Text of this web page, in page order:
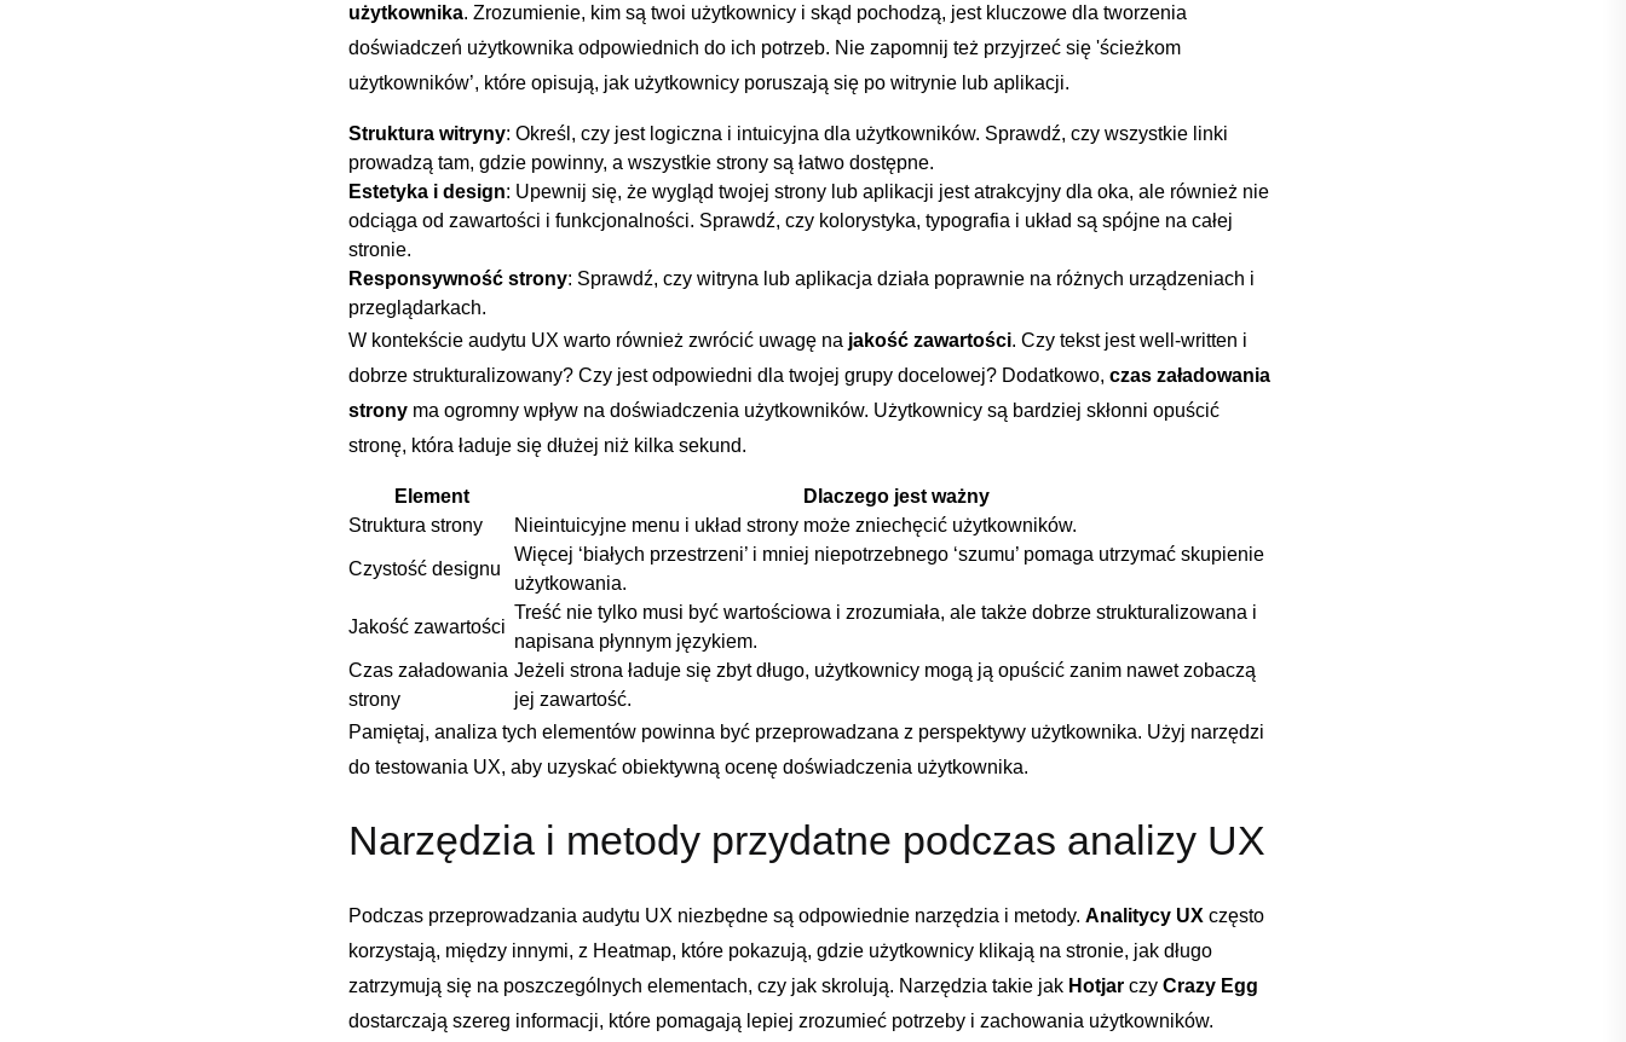
użytkownika. Zrozumienie, kim są twoi użytkownicy⁤ i skąd pochodzą, jest‌ kluczowe dla tworzenia
doświadczeń użytkownika odpowiednich do ich potrzeb. Nie zapomnij ‍też przyjrzeć się 'ścieżkom
użytkowników’, które opisują, jak użytkownicy ⁢poruszają się ​po witrynie lub aplikacji.
Struktura witryny: Określ,‍ czy jest logiczna i intuicyjna dla użytkowników.⁤ Sprawdź, ​czy wszystkie linki
prowadzą tam, gdzie powinny, a wszystkie strony są łatwo dostępne.
Estetyka i ⁤design: Upewnij się, że ⁣wygląd twojej strony lub aplikacji jest atrakcyjny dla oka, ale⁤ również nie
odciąga ⁣od‌ zawartości i funkcjonalności. Sprawdź, czy kolorystyka, typografia i układ są spójne na całej
stronie.
Responsywność strony: Sprawdź, czy witryna lub aplikacja działa poprawnie na​ różnych urządzeniach i
przeglądarkach.
W kontekście audytu UX warto również zwrócić​ uwagę na jakość zawartości. Czy tekst jest well-written i
dobrze strukturalizowany? Czy jest odpowiedni dla twojej grupy docelowej? Dodatkowo, czas załadowania
⁣strony ma ogromny wpływ na doświadczenia ⁢użytkowników. Użytkownicy są bardziej skłonni opuścić
stronę, która ⁤ładuje się dłużej niż kilka sekund.
Element
Dlaczego jest ważny
Struktura strony
Nieintuicyjne menu i układ strony⁣ może zniechęcić użytkowników.
Czystość designu
Więcej⁢ ‘białych przestrzeni’ ⁢i‍ mniej niepotrzebnego ‘szumu’ pomaga utrzymać skupienie
użytkowania.
Jakość zawartości
Treść nie tylko musi być wartościowa i zrozumiała, ale także dobrze strukturalizowana i ​
napisana płynnym językiem.
Czas załadowania
strony
Jeżeli strona ‍ładuje się zbyt długo, użytkownicy mogą ‍ją ‌opuścić zanim nawet zobaczą
jej zawartość.
Pamiętaj, analiza tych elementów powinna być przeprowadzana z perspektywy użytkownika. Użyj narzędzi
do testowania UX, aby uzyskać obiektywną ocenę doświadczenia użytkownika.
Narzędzia i metody przydatne podczas analizy UX
Podczas przeprowadzania audytu UX niezbędne ⁢są odpowiednie narzędzia i metody. Analitycy UX często
korzystają, między innymi, ⁣z Heatmap, które pokazują, gdzie ​użytkownicy klikają na stronie,⁤ jak długo
zatrzymują się na poszczególnych elementach, czy jak skrolują. Narzędzia takie jak Hotjar ⁤czy Crazy Egg
dostarczają szereg informacji, które pomagają ⁤lepiej zrozumieć potrzeby⁤ i zachowania użytkowników.
PRZEJDŹ DO KOSZYKA
Kontynuuj zakupy